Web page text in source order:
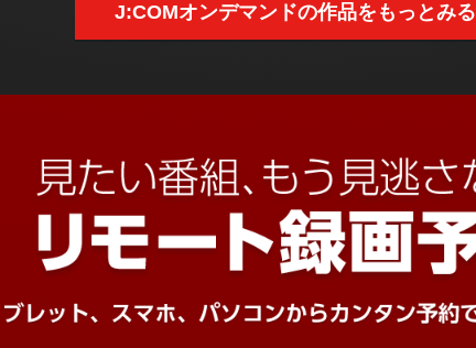
J:COMオンデマンドの作品をもっとみる